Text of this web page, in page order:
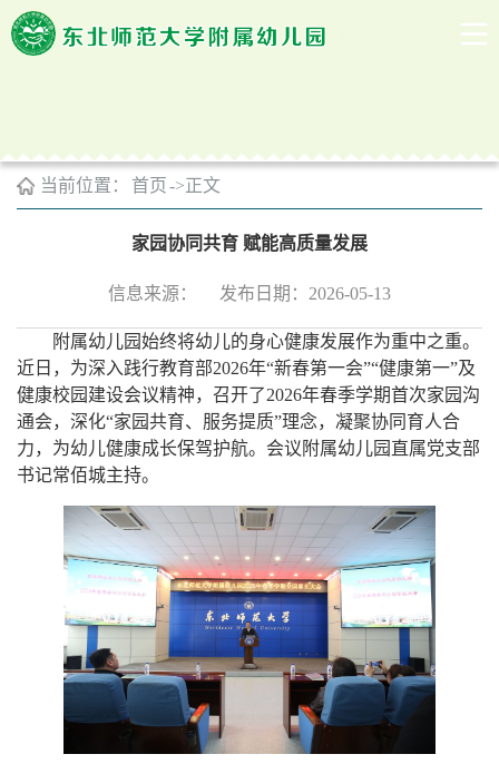
当前位置： 首页 ->正文
家园协同共育 赋能高质量发展
信息来源： 发布日期：2026-05-13
附属幼儿园始终将幼儿的身心健康发展作为重中之重。
近日， 为深入践行教育部2026年“新春第一会”“健康第一”及
健康校园建设会议精神，召开了2026年春季学期首次家园沟
通会，深化“家园共育、 服务提质”理念，凝聚协同育人合
力，为幼儿健康成长保驾护航。 会议附属幼儿园直属党支部
书记常佰城主持。